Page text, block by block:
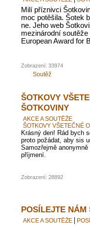
Milí příznivci
moc potěšila. Šotek
ne. Jeho web
mezinárodní
European Award for
Zobrazení: 33974
Soutěž
ŠOTKOVY
ŠOTKOVINY
AKCE A SOUTĚŽE
ŠOTKOVY VŠETEČNÉ
Krásný den! Rád bych
proto požádat, aby sis
Samozřejmě
příjmení.
Zobrazení: 28892
POSÍLEJTE NÁM
AKCE A SOUTĚŽE